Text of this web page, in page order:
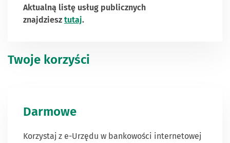
Aktualną listę usług publicznych
znajdziesz tutaj.
Twoje korzyści
Darmowe
Korzystaj z e-Urzędu w bankowości internetowej